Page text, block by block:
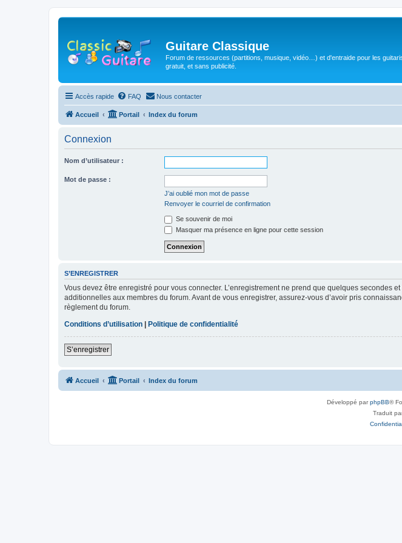
Guitare Classique
Forum de ressources (partitions, musique, vidéo…) et d'entraide pour les
gratuit, et sans publicité.
Accès rapide FAQ Nous contacter
Accueil Portail Index du forum
Connexion
Nom d’utilisateur :
Mot de passe :
J’ai oublié mon mot de passe
Renvoyer le courriel de confirmation
Se souvenir de moi
Masquer ma présence en ligne pour cette session
S’ENREGISTRER
Vous devez être enregistré pour vous connecter. L’enregistrement ne prend que quelques secondes
additionnelles aux membres du forum. Avant de vous enregistrer, assurez-vous d’avoir pris
règlement du forum.
Conditions d’utilisation | Politique de confidentialité
S’enregistrer
Accueil Portail Index du forum
Développé parphpBB®
Traduit